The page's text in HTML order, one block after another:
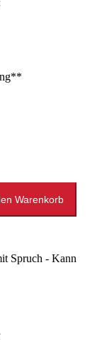
Warenkorb
Spruch - Kann